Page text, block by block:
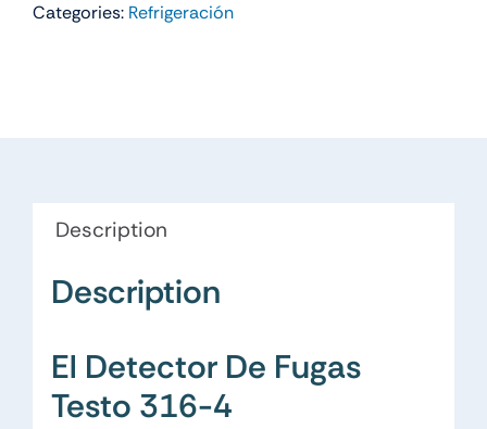
Categories: Refrigeración
Description
Description
El Detector De Fugas
Testo 316-4